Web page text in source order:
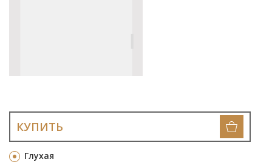
Глухая
КУПИТЬ